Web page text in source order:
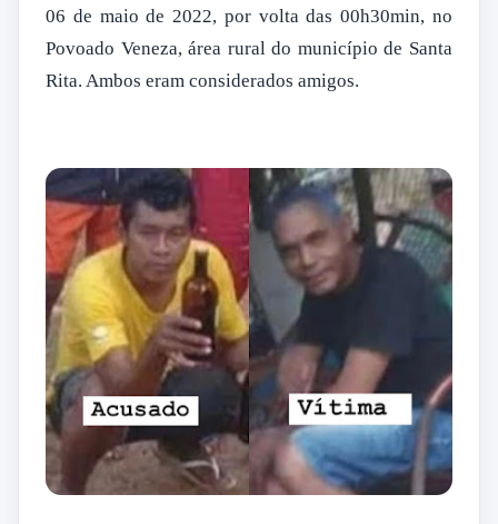
06 de maio de 2022, por volta das 00h30min, no
Povoado Veneza, área rural do município de Santa
Rita. Ambos eram considerados amigos.